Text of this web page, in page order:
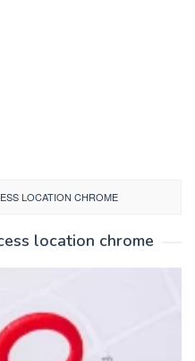
LOCATION CHROME
location chrome